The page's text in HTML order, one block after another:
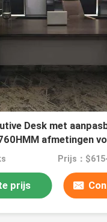
Desk met
afmetingen
Prijs：
prijs